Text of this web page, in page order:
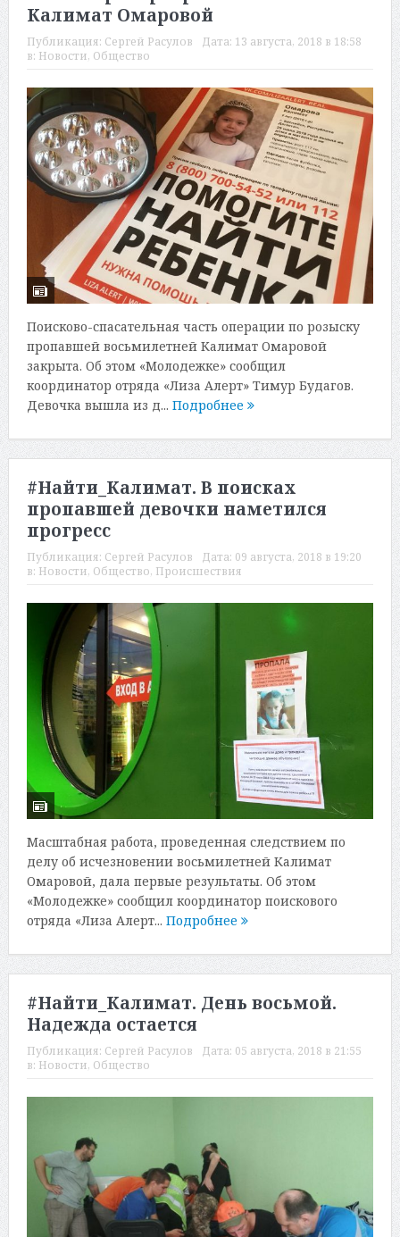
Калимат Омаровой
Публикация: Сергей Расулов Дата: 13 августа, 2018 в 18:58
в: Новости, Общество
Поисково-спасательная часть операции по розыску
пропавшей восьмилетней Калимат Омаровой
закрыта. Об этом «Молодежке» сообщил
координатор отряда «Лиза Алерт» Тимур Будагов.
Девочка вышла из д... Подробнее
#Найти_Калимат. В поисках
пропавшей девочки наметился
прогресс
Публикация: Сергей Расулов Дата: 09 августа, 2018 в 19:20
в: Новости, Общество, Происшествия
Масштабная работа, проведенная следствием по
делу об исчезновении восьмилетней Калимат
Омаровой, дала первые результаты. Об этом
«Молодежке» сообщил координатор поискового
отряда «Лиза Алерт... Подробнее
#Найти_Калимат. День восьмой.
Надежда остается
Публикация: Сергей Расулов Дата: 05 августа, 2018 в 21:55
в: Новости, Общество